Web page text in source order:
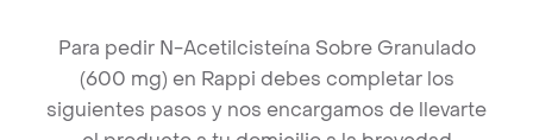
Para pedir N-Acetilcisteína Sobre Granulado
(600 mg) en Rappi debes completar los
siguientes pasos y nos encargamos de llevarte